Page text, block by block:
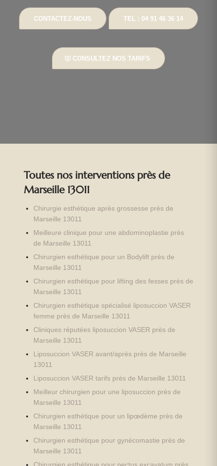
CONTACTEZ-NOUS TEL : 04 91 46 36 14
CONSULTEZ NOS TARIFS
Toutes nos interventions près de
Marseille 13011
Chirurgie esthétique après grossesse près de
Marseille 13011
Meilleure clinique pour une abdominoplastie près
de Marseille 13011
Chirurgien esthétique pour un Bodylift près de
Marseille 13011
Chirurgien esthétique pour lifting des fesses près de
Marseille 13011
Chirurgien esthétique spécialisé liposuccion VASER
femme près de Marseille 13011
Cliniques réputées liposuccion VASER près de
Marseille 13011
Liposuccion VASER avant/après près de Marseille
13011
Liposuccion VASER tarifs près de Marseille 13011
Meilleur chirurgien pour une liposuccion près de
Marseille 13011
Chirurgien esthétique pour un lipœdème près de
Marseille 13011
Chirurgien esthétique pour gynécomastie près de
Marseille 13011